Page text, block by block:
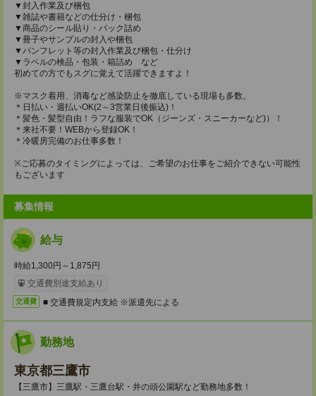
▼封入作業及び梱包
▼雑誌や書籍などの仕分け・梱包
▼商品のシール貼り・パック詰め
▼冊子やサンプルの封入や梱包
▼パンフレット等の封入作業及び梱包・仕分け
▼ラベルの検品・包装・箱詰め など
初めての方でもスグに覚えて活躍できますよ！
※マスク着用、消毒など感染防止を徹底している現場も多数。
＊日払い・週払いOK(2～3営業日後振込)！
＊髪色・髪型自由！ラフな服装でOK（ジーンズ・スニーカーなど)）！
＊来社不要！WEBから登録OK！
＊冷暖房完備のお仕事多数！
※ご応募のタイミングによっては、ご希望のお仕事をご紹介できない可能性
もございます
募集情報
給与
時給1,300円～1,875円
交通費別途支給あり
交通費 ■ 交通費規定内支給 ※派遣先による
勤務地
東京都三鷹市
【三鷹市】三鷹駅・三鷹台駅・井の頭公園駅など勤務地多数！